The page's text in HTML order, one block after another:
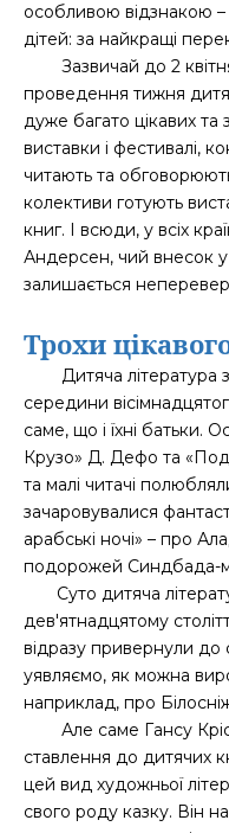
особливою відзнакою
дітей: за найкращі
Зазвичай до 2
проведення тижня
дуже багато цікавих та
виставки і фестивалі,
читають та
колективи готують
книг. І всюди, у всіх
Андерсен, чий внесок у
залишається
Трохи
Дитяча
середини
саме, що і їхні батьки.
Крузо» Д. Дефо та
та малі читачі
зачаровувалися
арабські ночі» – про
подорожей Синдбада-
Суто дитяча
дев′ятнадцятому
відразу привернули до
уявляємо, як можна
наприклад, про
Але саме Гансу
ставлення до дитячих
цей вид художньої
свого роду казку. Він